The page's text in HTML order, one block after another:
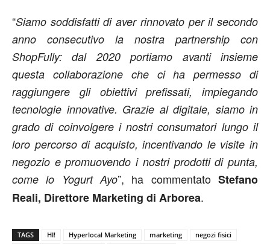
“Siamo soddisfatti diaver rinnovato per il secondo
anno consecutivo la nostra partnership con
ShopFully: dal 2020 portiamo avanti insieme
questa collaborazione che ci ha permesso di
raggiungere gli obiettivi prefissati, impiegando
tecnologie innovative. Grazie al digitale, siamo in
grado di coinvolgere i nostri consumatori lungo il
loro percorso di acquisto, incentivando le visite in
negozio e promuovendo i nostri prodotti di punta,
come lo Yogurt Ayo”, ha commentato Stefano
Reali, Direttore Marketing di Arborea.
TAGS HI! Hyperlocal Marketing marketing
negozi fisici